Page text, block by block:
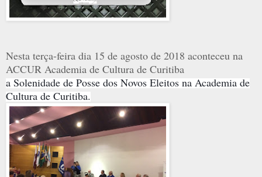
Nesta terça-feira dia 15 de agosto de 2018 aconteceu na
ACCUR Academia de Cultura de Curitiba
a Solenidade de Posse dos Novos Eleitos na Academia de
Cultura de Curitiba.